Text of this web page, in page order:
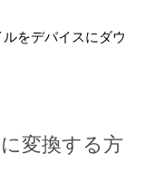
をデバイスにダウ
変換する方